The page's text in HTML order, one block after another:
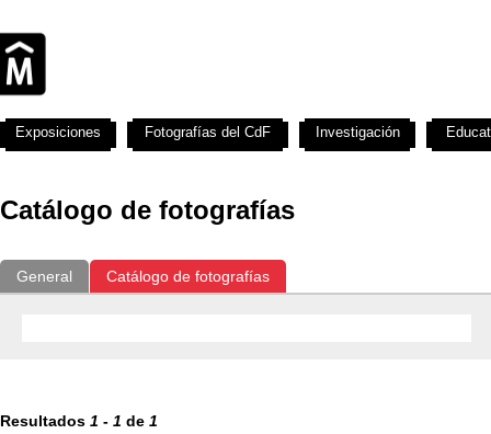
Catálogo de fotografías
General Catálogo de fotografías
Resultados 1 - 1 de 1
Exposiciones Fotografías del CdF Investigación